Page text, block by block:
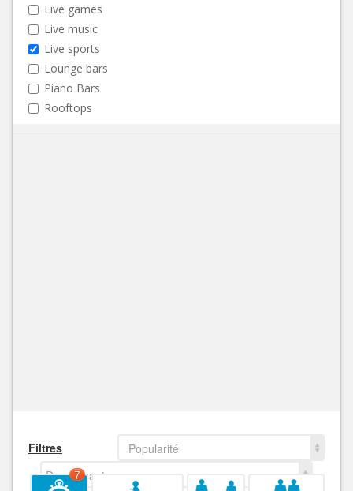
Live games
Live music
Live sports
Lounge bars
Piano Bars
Rooftops
Filtres
Popularité
Decroissant
7